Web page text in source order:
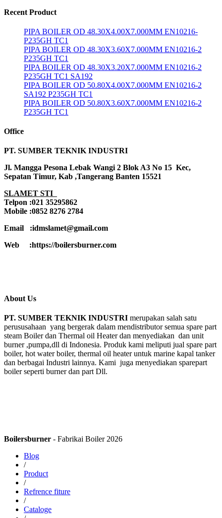
Recent Product
PIPA BOILER OD 48.30X4.00X7.000MM EN10216-
P235GH TC1
PIPA BOILER OD 48.30X3.60X7.000MM EN10216-2
P235GH TC1
PIPA BOILER OD 48.30X3.20X7.000MM EN10216-2
P235GH TC1 SA192
PIPA BOILER OD 50.80X4.00X7.000MM EN10216-2
SA192 P235GH TC1
PIPA BOILER OD 50.80X3.60X7.000MM EN10216-2
P235GH TC1
Office
PT. SUMBER TEKNIK INDUSTRI
Jl. Mangga Pesona Lebak Wangi 2 Blok A3 No 15 Kec,
Sepatan Timur, Kab ,Tangerang Banten 15521
SLAMET STI
Telpon :021 35295862
Mobile :0852 8276 2784
Email :idmslamet@gmail.com
Web :https://boilersburner.com
About Us
PT. SUMBER TEKNIK INDUSTRI merupakan salah satu
perususahaan yang bergerak dalam mendistributor semua spare part
steam Boiler dan Thermal oil Heater dan menyediakan dan unit
burner ,pumpa,dll di Indonesia. Produk kami meliputi jual spare part
boiler, hot water boiler, thermal oil heater untuk marine kapal tanker
dan berbagai Industri lainnya. Kami juga menyediakan sparepart
boiler seperti burner dan part Dll.
Boilersburner - Fabrikai Boiler 2026
Blog
/
Product
/
Refrence fiture
/
Cataloge